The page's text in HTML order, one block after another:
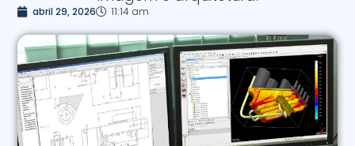
abril 29, 2026 11:14 am